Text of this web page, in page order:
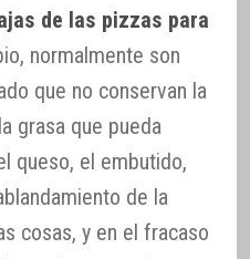
de las pizzas para
normalmente son
que no conservan la
grasa que pueda
queso, el embutido,
de la
cosas, y en el fracaso